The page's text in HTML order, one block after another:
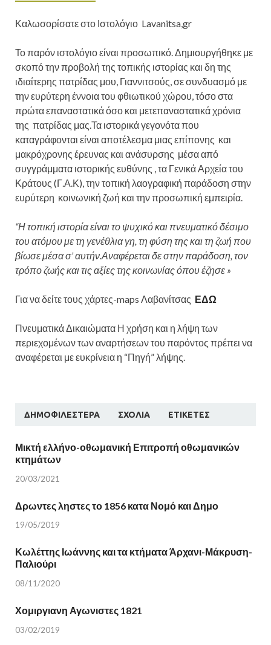
Καλωσορίσατε στο Ιστολόγιο Lavanitsa,gr
Το παρόν ιστολόγιο είναι προσωπικό. Δημιουργήθηκε με
σκοπό την προβολή της τοπικής ιστορίας και δη της
ιδιαίτερης πατρίδας μου, Γιαννιτσούς, σε συνδυασμό με
την ευρύτερη έννοια του φθιωτικού χώρου, τόσο στα
πρώτα επαναστατικά όσο και μετεπαναστατικά χρόνια
της πατρίδας μας.Τα ιστορικά γεγονότα που
καταγράφονται είναι αποτέλεσμα μιας επίπονης και
μακρόχρονης έρευνας και ανάσυρσης μέσα από
συγγράμματα ιστορικής ευθύνης , τα Γενικά Αρχεία του
Κράτους (Γ.Α.Κ), την τοπική λαογραφική παράδοση στην
ευρύτερη κοινωνική ζωή και την προσωπική εμπειρία.
“Η τοπική ιστορία είναι το ψυχικό και πνευματικό δέσιμο
του ατόμου με τη γενέθλια γη, τη φύση της και τη ζωή που
βίωσε μέσα σ’ αυτήν.Αναφέρεται δε στην παράδοση, τον
τρόπο ζωής και τις αξίες της κοινωνίας όπου έζησε »
Για να δείτε τους χάρτες-maps Λαβανίτσας ΕΔΩ
Πνευματικά Δικαιώματα Η χρήση και η λήψη των
περιεχομένων των αναρτήσεων του παρόντος πρέπει να
αναφέρεται με ευκρίνεια η “Πηγή” λήψης.
ΔΗΜΟΦΙΛΈΣΤΕΡΑ ΣΧΌΛΙΑ ΕΤΙΚΈΤΕΣ
Μικτή ελλήνο-οθωμανική Επιτροπή οθωμανικών
κτημάτων
20/03/2021
Δρωντες ληστες το 1856 κατα Νομό και Δημο
19/05/2019
Κωλέττης Ιωάννης και τα κτήματα Άρχανι-Μάκρυση-
Παλιούρι
08/11/2020
Χομιργιανη Αγωνιστες 1821
03/02/2019